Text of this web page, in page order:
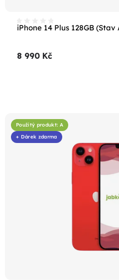
iPhone 14 Plus 128GB (Stav
8 990 Kč
Použitý produkt: A
+ Dárek zdarma